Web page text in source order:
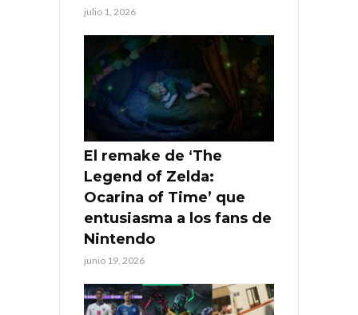
julio 1, 2026
El remake de ‘The
Legend of Zelda:
Ocarina of Time’ que
entusiasma a los fans de
Nintendo
junio 19, 2026